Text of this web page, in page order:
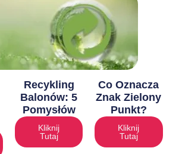
Recykling
Balonów: 5
Pomysłów
Kliknij
Tutaj
Co Oznacza
Znak Zielony
Punkt?
Kliknij
Tutaj